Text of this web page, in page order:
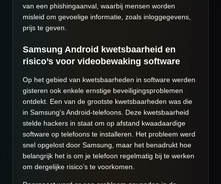
van een phishingaanval, waarbij mensen worden
misleid om gevoelige informatie, zoals inloggegevens,
prijs te geven.
Samsung Android kwetsbaarheid en
risico’s voor videobewaking software
Op het gebied van kwetsbaarheden in software werden
gisteren ook enkele ernstige beveiligingsproblemen
ontdekt. Een van de grootste kwetsbaarheden was die
in Samsung's Android-telefoons. Deze kwetsbaarheid
stelde hackers in staat om op afstand kwaadaardige
software op telefoons te installeren. Het probleem werd
snel opgelost door Samsung, maar het benadrukt hoe
belangrijk het is om je telefoon regelmatig bij te werken
om dergelijke risico’s te voorkomen.